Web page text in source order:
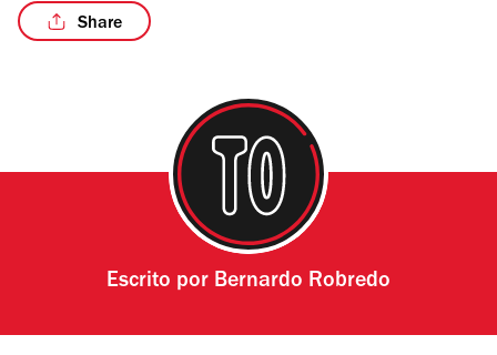
Share
Escrito por Bernardo Robredo